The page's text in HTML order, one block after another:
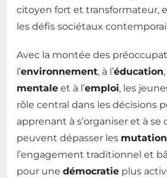
citoyen fort et transformateur,
les défis sociétaux
Avec la montée des
l’environnement, à l’éducation
mentale et à l’emploi, les
rôle central dans les décisions
apprenant à s’organiser et à se
peuvent dépasser les
l’engagement traditionnel et
pour une démocratie plus